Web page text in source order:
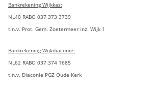
Bankrekening Wijkkas:
NL40 RABO 037 373 3739
t.n.v. Prot. Gem. Zoetermeer inz. Wijk 1
Bankrekening Wijkdiaconie:
NL62 RABO 037 374 1685
t.n.v. Diaconie PGZ Oude Kerk